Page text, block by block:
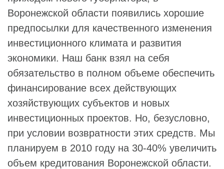
Воронежской области появились хорошие
предпосылки для качественного изменения
инвестиционного климата и развития
экономики. Наш банк взял на себя
обязательство в полном объеме обеспечить
финансирование всех действующих
хозяйствующих субъектов и новых
инвестиционных проектов. Но, безусловно,
при условии возвратности этих средств. Мы
планируем в 2010 году на 30-40% увеличить
объем кредитования Воронежской области.